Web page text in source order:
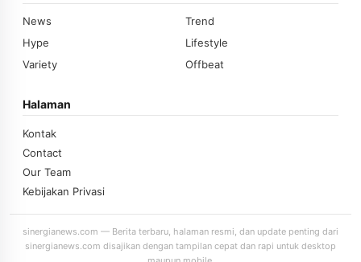
News
Trend
Hype
Lifestyle
Variety
Offbeat
Halaman
Kontak
Contact
Our Team
Kebijakan Privasi
sinergianews.com — Berita terbaru, halaman resmi, dan update penting dari
sinergianews.com disajikan dengan tampilan cepat dan rapi untuk desktop